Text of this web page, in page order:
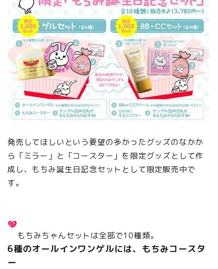
発売してほしいという要望の多かったグッズのなかか
ら「ミラー」と「コースター」を限定グッズとして作
成し、もちみ誕生日記念セットとして限定販売中で
す。
もちみちゃんセットは全部で10種類。
6種のオールインワンゲルには、もちみコースタ
ー